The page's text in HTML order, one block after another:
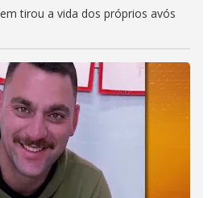
tirou a vida dos próprios avós